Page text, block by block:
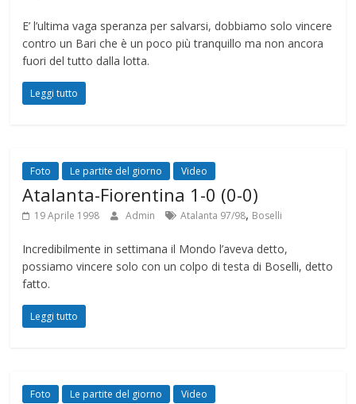
E’ l’ultima vaga speranza per salvarsi, dobbiamo solo vincere
contro un Bari che è un poco più tranquillo ma non ancora
fuori del tutto dalla lotta.
Leggi tutto
Foto Le partite del giorno Video
Atalanta-Fiorentina 1-0 (0-0)
19 Aprile 1998 Admin Atalanta 97/98, Boselli
Incredibilmente in settimana il Mondo l’aveva detto,
possiamo vincere solo con un colpo di testa di Boselli, detto
fatto.
Leggi tutto
Foto Le partite del giorno Video